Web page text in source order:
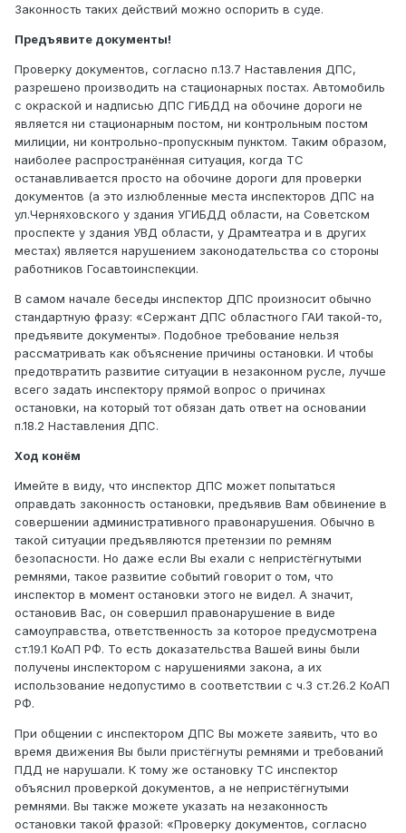
Законность таких действий можно оспорить в суде.
Предъявите документы!
Проверку документов, согласно п.13.7 Наставления ДПС,
разрешено производить на стационарных постах. Автомобиль
с окраской и надписью ДПС ГИБДД на обочине дороги не
является ни стационарным постом, ни контрольным постом
милиции, ни контрольно-пропускным пунктом. Таким образом,
наиболее распространённая ситуация, когда ТС
останавливается просто на обочине дороги для проверки
документов (а это излюбленные места инспекторов ДПС на
ул.Черняховского у здания УГИБДД области, на Советском
проспекте у здания УВД области, у Драмтеатра и в других
местах) является нарушением законодательства со стороны
работников Госавтоинспекции.
В самом начале беседы инспектор ДПС произносит обычно
стандартную фразу: «Сержант ДПС областного ГАИ такой-то,
предъявите документы». Подобное требование нельзя
рассматривать как объяснение причины остановки. И чтобы
предотвратить развитие ситуации в незаконном русле, лучше
всего задать инспектору прямой вопрос о причинах
остановки, на который тот обязан дать ответ на основании
п.18.2 Наставления ДПС.
Ход конём
Имейте в виду, что инспектор ДПС может попытаться
оправдать законность остановки, предъявив Вам обвинение в
совершении административного правонарушения. Обычно в
такой ситуации предъявляются претензии по ремням
безопасности. Но даже если Вы ехали с непристёгнутыми
ремнями, такое развитие событий говорит о том, что
инспектор в момент остановки этого не видел. А значит,
остановив Вас, он совершил правонарушение в виде
самоуправства, ответственность за которое предусмотрена
ст.19.1 КоАП РФ. То есть доказательства Вашей вины были
получены инспектором с нарушениями закона, а их
использование недопустимо в соответствии с ч.3 ст.26.2 КоАП
РФ.
При общении с инспектором ДПС Вы можете заявить, что во
время движения Вы были пристёгнуты ремнями и требований
ПДД не нарушали. К тому же остановку ТС инспектор
объяснил проверкой документов, а не непристёгнутыми
ремнями. Вы также можете указать на незаконность
остановки такой фразой: «Проверку документов, согласно